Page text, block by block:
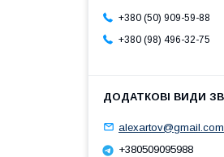
+380 (50) 909-59-88
+380 (98) 496-32-75
alexartov@gmail.com
+380509095988